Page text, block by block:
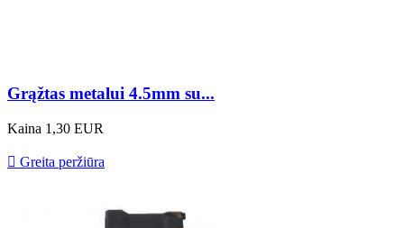
Grąžtas metalui 4.5mm su...
Kaina 1,30 EUR
 Greita peržiūra